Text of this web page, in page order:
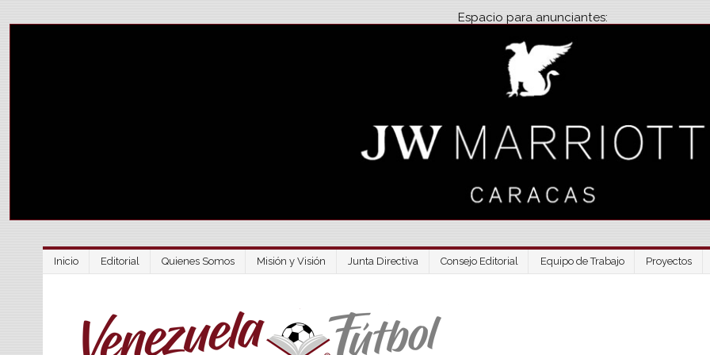
Espacio para anunciantes:
Inicio Editorial Quienes Somos Misión y Visión Junta Directiva Consejo Editorial Equipo de Trabajo Proyectos